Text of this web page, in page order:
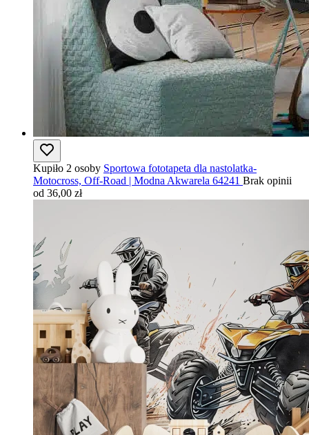
Kupiło 2 osoby Sportowa fototapeta dla nastolatka-
Motocross, Off-Road | Modna Akwarela 64241 Brak opinii
od 36,00 zł